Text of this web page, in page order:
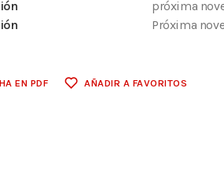
próxima
Próxima
EN PDF AÑADIR A FAVORITOS